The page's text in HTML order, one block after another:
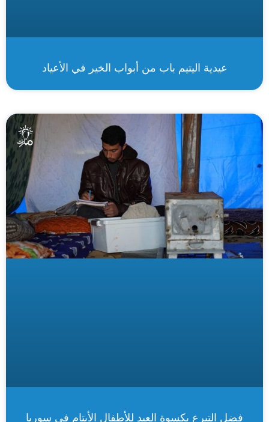
عيدية اليتيم باب من أبواب الخير في الأعياد
فضل التبرع بكسوة العيد للأطفال الأيتام في سوريا